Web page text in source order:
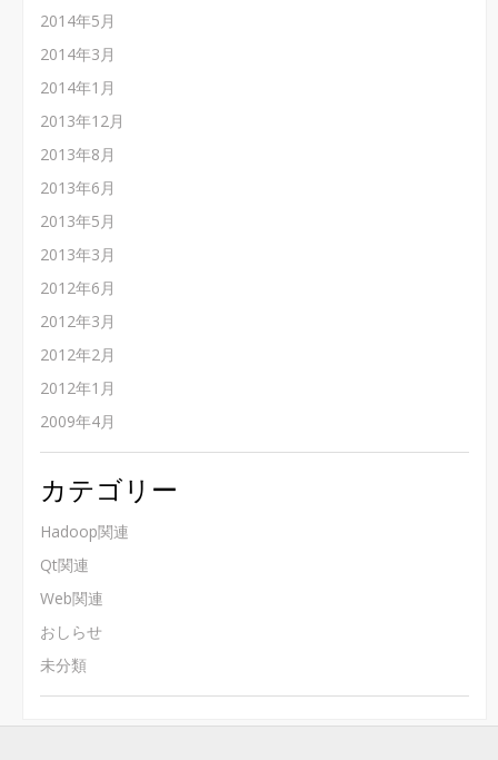
2014年5月
2014年3月
2014年1月
2013年12月
2013年8月
2013年6月
2013年5月
2013年3月
2012年6月
2012年3月
2012年2月
2012年1月
2009年4月
カテゴリー
Hadoop関連
Qt関連
Web関連
おしらせ
未分類